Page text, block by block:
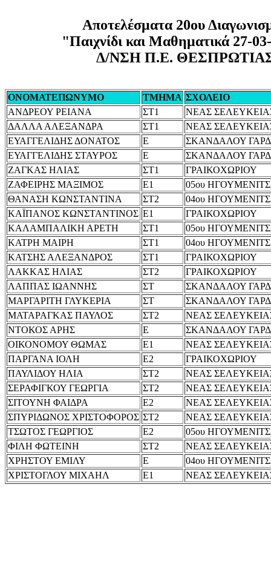
Αποτελέσματα 20ου
"Παιχνίδι και Μαθηματικά 27-
Δ/ΝΣΗ Π.Ε.
ΟΝΟΜΑΤΕΠΩΝΥΜΟ ΤΜΗΜΑ ΣΧΟΛΕΙΟ
ΑΝΔΡΕΟΥ ΡΕΙΑΝΑ
ΣΤ1
ΝΕΑΣ
ΔΑΛΛΑ ΑΛΕΞΑΝΔΡΑ
ΣΤ1
ΝΕΑΣ
ΕΥΑΓΓΕΛΙΔΗΣ ΔΟΝΑΤΟΣ
Ε
ΣΚΑΝΔΑΛΟΥ
ΕΥΑΓΓΕΛΙΔΗΣ ΣΤΑΥΡΟΣ
Ε
ΣΚΑΝΔΑΛΟΥ
ΖΑΓΚΑΣ ΗΛΙΑΣ
ΣΤ1
ΓΡΑΙΚΟΧΩΡΙΟΥ
ΖΑΦΕΙΡΗΣ ΜΑΞΙΜΟΣ
Ε1
05ου
ΘΑΝΑΣΗ ΚΩΝΣΤΑΝΤΙΝΑ
ΣΤ2
04ου
ΚΑΪΠΑΝΟΣ ΚΩΝΣΤΑΝΤΙΝΟΣ Ε1
ΓΡΑΙΚΟΧΩΡΙΟΥ
ΚΑΛΑΜΠΑΛΙΚΗ ΑΡΕΤΗ
ΣΤ1
05ου
ΚΑΤΡΗ ΜΑΙΡΗ
ΣΤ1
04ου
ΚΑΤΣΗΣ ΑΛΕΞΑΝΔΡΟΣ
ΣΤ1
ΓΡΑΙΚΟΧΩΡΙΟΥ
ΛΑΚΚΑΣ ΗΛΙΑΣ
ΣΤ2
ΓΡΑΙΚΟΧΩΡΙΟΥ
ΛΑΠΠΑΣ ΙΩΑΝΝΗΣ
ΣΤ
ΣΚΑΝΔΑΛΟΥ
ΜΑΡΓΑΡΙΤΗ ΓΛΥΚΕΡΙΑ
ΣΤ
ΣΚΑΝΔΑΛΟΥ
ΜΑΤΑΡΑΓΚΑΣ ΠΑΥΛΟΣ
ΣΤ2
ΝΕΑΣ
ΝΤΟΚΟΣ ΑΡΗΣ
Ε
ΣΚΑΝΔΑΛΟΥ
ΟΙΚΟΝΟΜΟΥ ΘΩΜΑΣ
Ε1
ΝΕΑΣ
ΠΑΡΓΑΝΑ ΙΟΛΗ
Ε2
ΓΡΑΙΚΟΧΩΡΙΟΥ
ΠΑΥΛΙΔΟΥ ΗΛΙΑ
ΣΤ2
ΝΕΑΣ
ΣΕΡΑΦΙΓΚΟΥ ΓΕΩΡΓΙΑ
ΣΤ2
ΝΕΑΣ
ΣΙΤΟΥΝΗ ΦΑΙΔΡΑ
Ε2
ΝΕΑΣ
ΣΠΥΡΙΔΩΝΟΣ ΧΡΙΣΤΟΦΟΡΟΣ ΣΤ2
ΝΕΑΣ
ΤΣΩΤΟΣ ΓΕΩΡΓΙΟΣ
Ε2
05ου
ΦΙΛΗ ΦΩΤΕΙΝΗ
ΣΤ2
ΝΕΑΣ
ΧΡΗΣΤΟΥ ΕΜΙΛΥ
Ε
04ου
ΧΡΙΣΤΟΓΛΟΥ ΜΙΧΑΗΛ
Ε1 ΝΕΑΣ